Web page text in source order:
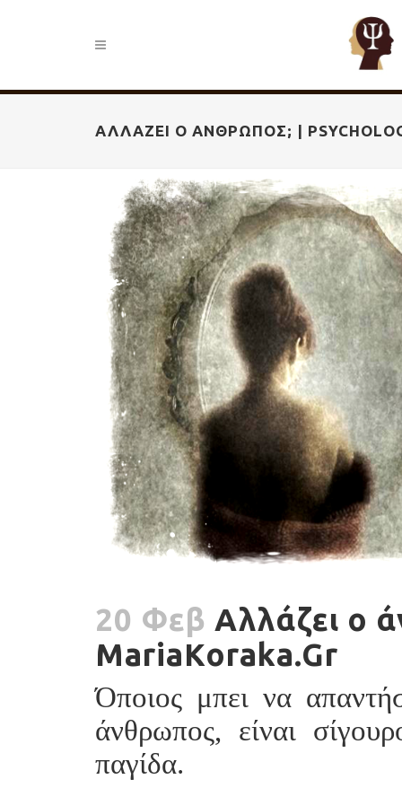
ΑΛΛΆΖΕΙ Ο ΆΝΘΡΩΠΟΣ; |
20 Φεβ Αλλάζει ο
MariaKoraka.Gr
Όποιος μπει να
άνθρωπος, είναι
παγίδα.